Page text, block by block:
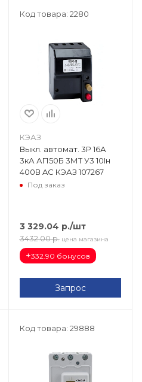
Код товара: 2280
КЭАЗ
Выкл. автомат. 3P 16А
3кА АП50Б 3МТ У3 10Iн
400В AC КЭАЗ 107267
Под заказ
3 329.04 р./шт
3432.00 р. цена магазина
+332.90 бонусов
Запрос
Код товара: 29888